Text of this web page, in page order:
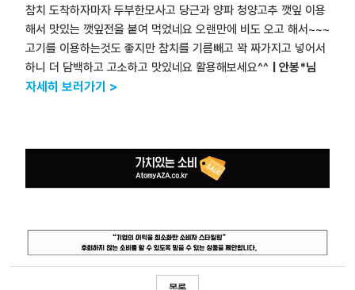
참치 도착하자마자 두부한모사고 당근과 양파 청양고추 깻잎 이용
해서 맛있는 깻잎전을 붙여 먹었네요 오랜만에 비도 오고 해서~~~
고기를 이용하는것도 좋지만 참치를 기름빼고 꽉 짜가지고 넣어서
하니 더 담백하고 고소하고 맛있네요 활용해보세요^^
| 안봉*님
자세히 보러가기 >